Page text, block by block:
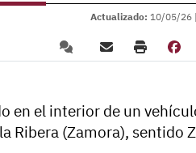
Actualizado: 10/05/26 |
en el interior de un
Ribera (Zamora), sentido